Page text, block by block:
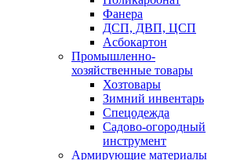
Фанера
ДСП, ДВП, ЦСП
Асбокартон
Промышленно-
хозяйственные товары
Хозтовары
Зимний инвентарь
Спецодежда
Садово-огородный
инструмент
Армирующие материалы